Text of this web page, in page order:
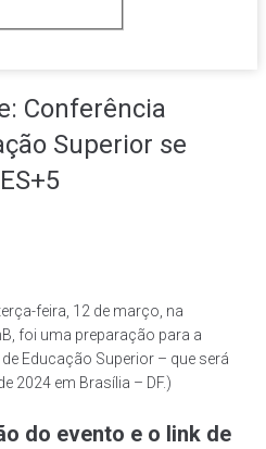
Conferência
Superior se
feira, 12 de março, na
foi uma preparação para a
Educação Superior – que será
2024 em Brasília – DF.)
do evento e o link de